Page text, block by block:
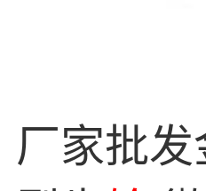
厂家批